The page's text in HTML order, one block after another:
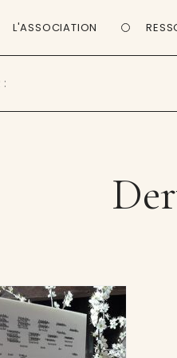
L'ASSOCIATION